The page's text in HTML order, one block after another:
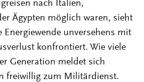
nach Italien,
Ägypten möglich waren, sieht
Energiewende unversehens mit
konfrontiert. Wie viele
Generation meldet sich
freiwillig zum Militärdienst.